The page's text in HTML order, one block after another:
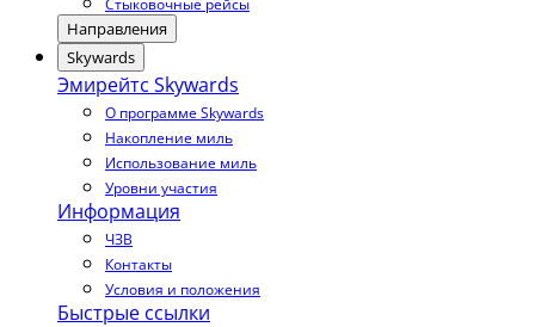
Стыковочные рейсы
Направления
Skywards
Эмирейтс Skywards
О программе Skywards
Накопление миль
Использование миль
Уровни участия
Информация
ЧЗВ
Контакты
Условия и положения
Быстрые ссылки